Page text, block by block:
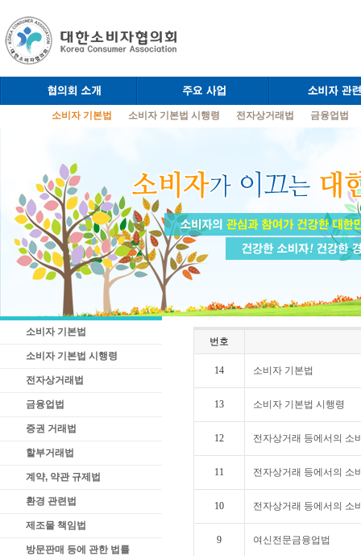
소비자 기본법 소비자 기본법 시행령 전자상거래법 금융업법
소비자 기본법
소비자 기본법 시행령
전자상거래법
금융업법
증권 거래법
할부거래법
계약, 약관 규제법
환경 관련법
제조물 책임법
방문판매 등에 관한 법률
번호
14 소비자 기본법
13 소비자 기본법 시행령
12 전자상거래 등에서의 소
11 전자상거래 등에서의 소
10 전자상거래 등에서의 소
9 여신전문금융업법